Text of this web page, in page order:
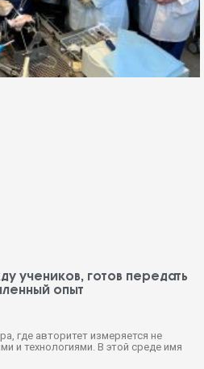
учеников, готов передать
опыт
где авторитет измеряется не
и технологиями. В этой среде имя